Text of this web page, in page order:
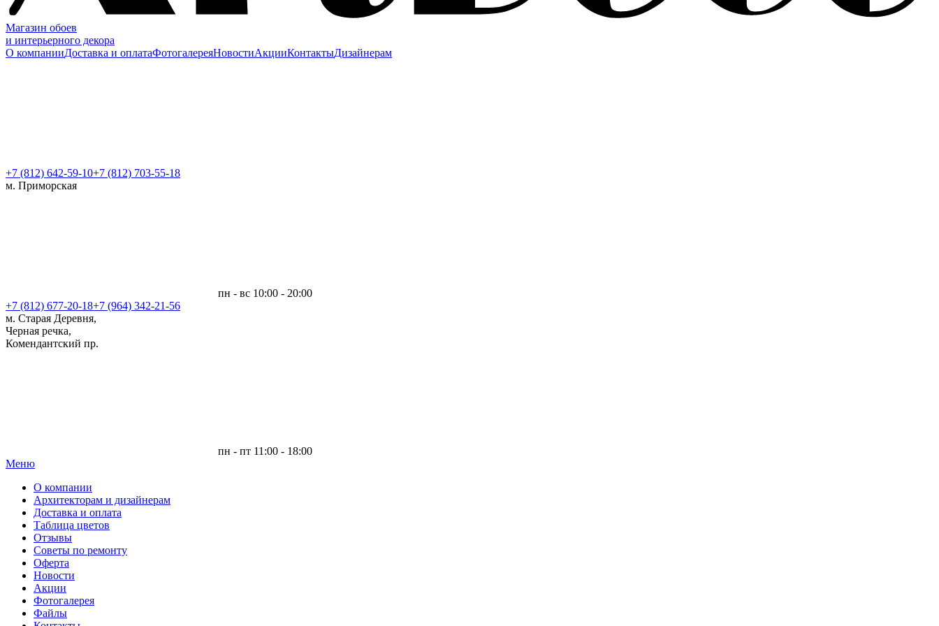
Магазин обоев
и интерьерного декора
О компанииДоставка и оплатаФотогалереяНовостиАкцииКонтактыДизайнерам
+7 (812) 642-59-10+7 (812) 703-55-18
м. Приморская
пн - вс 10:00 - 20:00
+7 (812) 677-20-18+7 (964) 342-21-56
м. Старая Деревня,
Черная речка,
Комендантский пр.
пн - пт 11:00 - 18:00
Меню|
О компании
Архитекторам и дизайнерам
Доставка и оплата
Таблица цветов
Отзывы
Советы по ремонту
Оферта
Новости
Акции
Фотогалерея
Файлы